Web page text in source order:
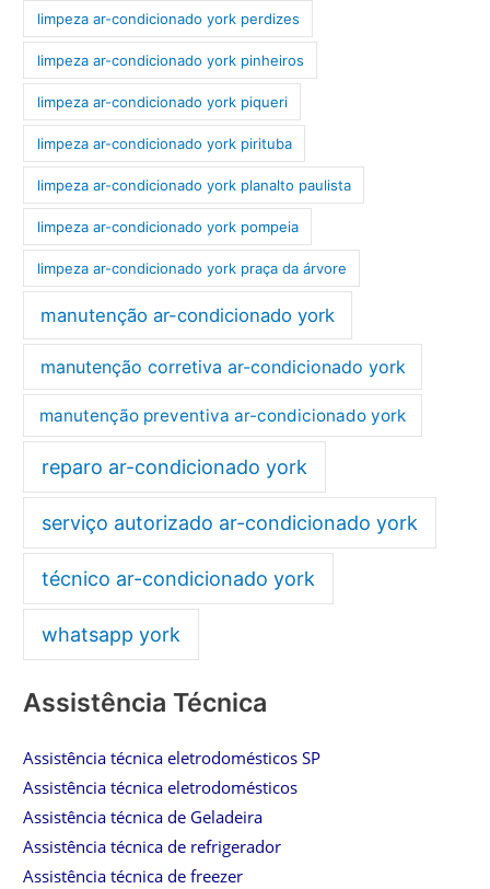
limpeza ar-condicionado york perdizes
limpeza ar-condicionado york pinheiros
limpeza ar-condicionado york piqueri
limpeza ar-condicionado york pirituba
limpeza ar-condicionado york planalto paulista
limpeza ar-condicionado york pompeia
limpeza ar-condicionado york praça da árvore
manutenção ar-condicionado york
manutenção corretiva ar-condicionado york
manutenção preventiva ar-condicionado york
reparo ar-condicionado york
serviço autorizado ar-condicionado york
técnico ar-condicionado york
whatsapp york
Assistência Técnica
Assistência técnica eletrodomésticos SP
Assistência técnica eletrodomésticos
Assistência técnica de Geladeira
Assistência técnica de refrigerador
Assistência técnica de freezer